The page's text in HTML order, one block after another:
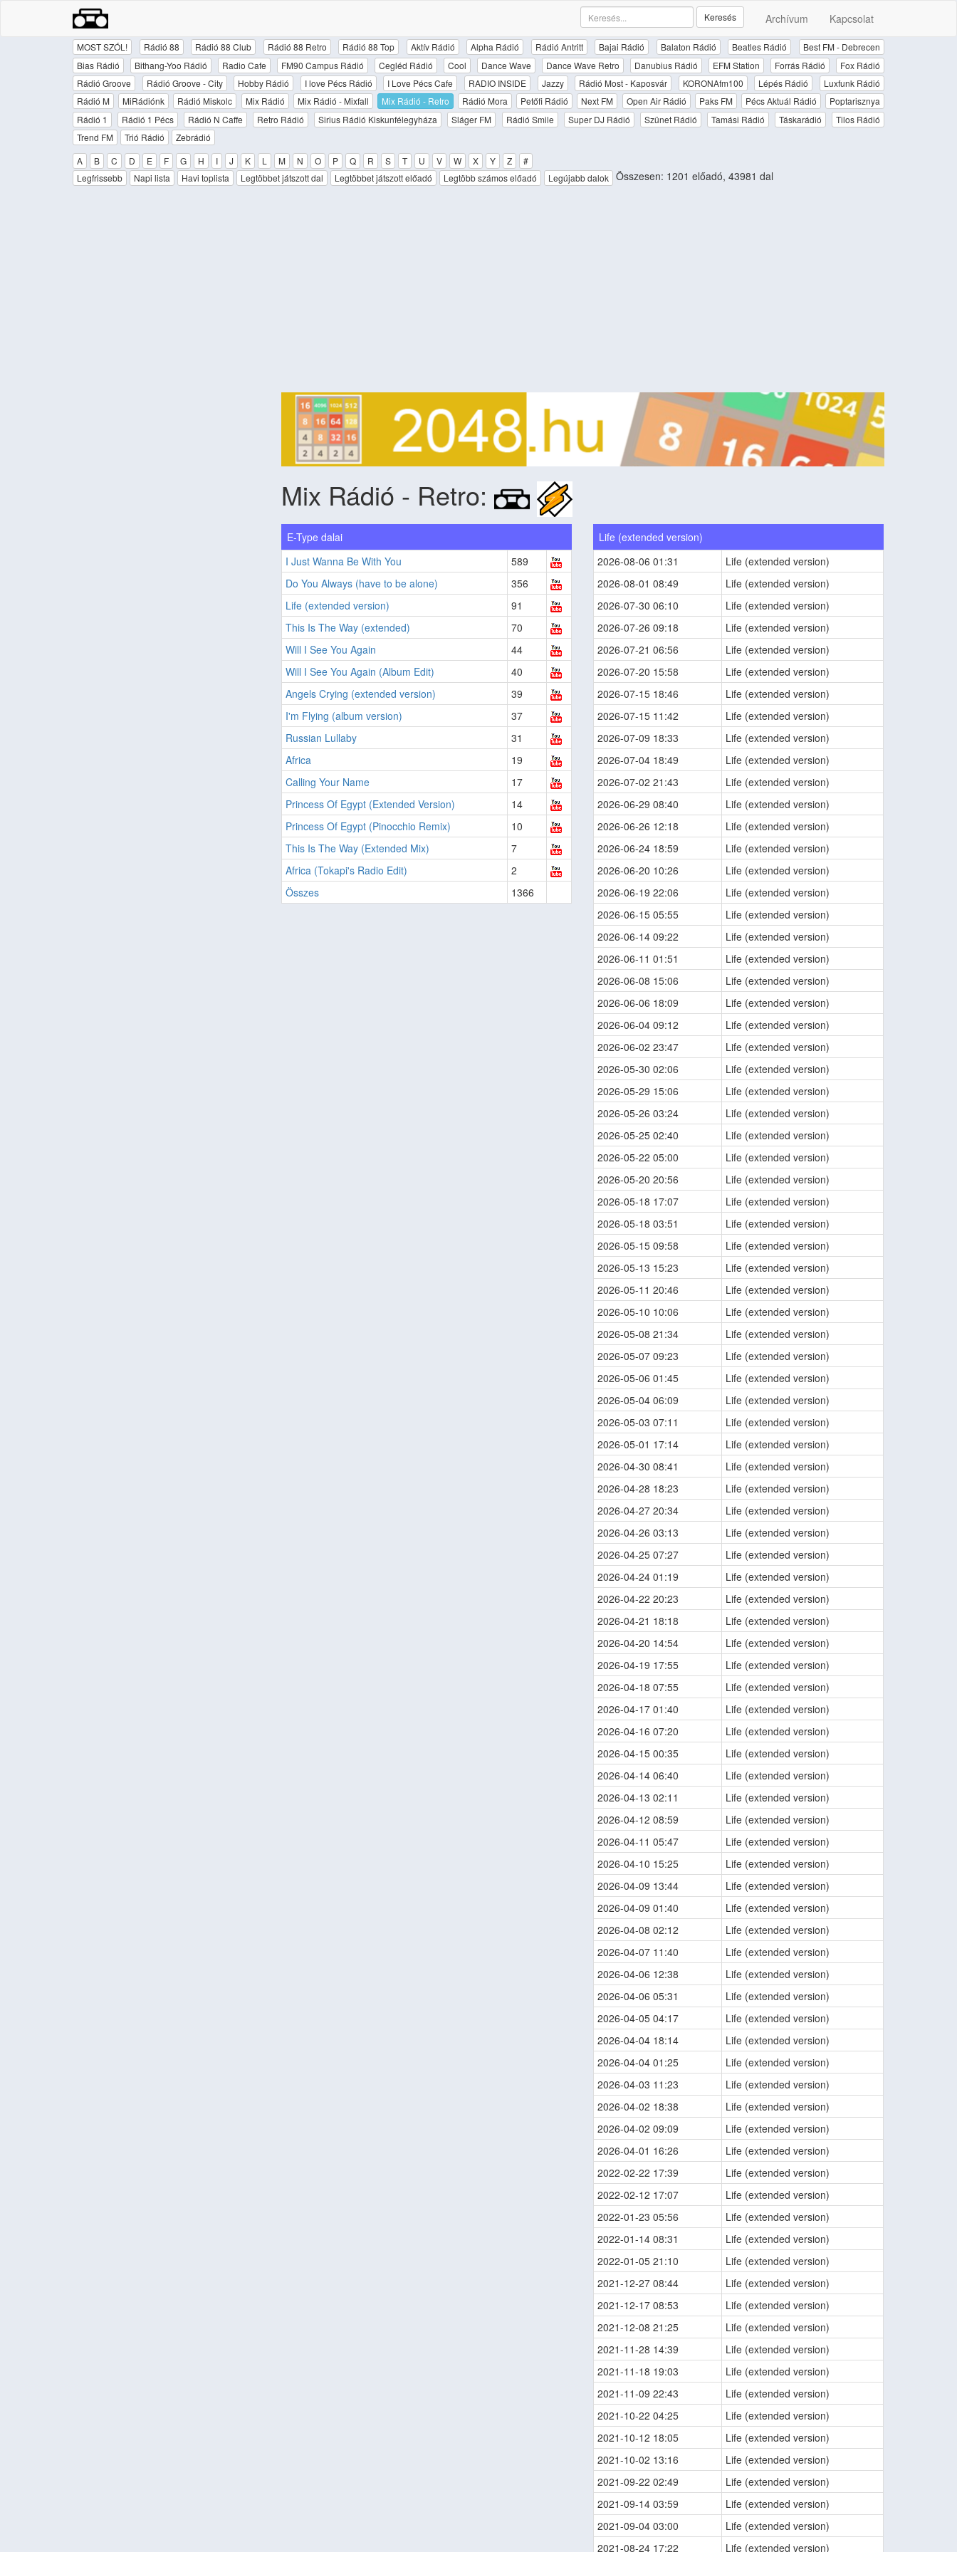
Archívum Kapcsolat
Keresés
MOST SZÓL! Rádió 88 Rádió 88 Club Rádió 88 Retro Rádió 88 Top Aktív Rádió Alpha Rádió Rádió Antritt Bajai Rádió Balaton Rádió Beatles Rádió
Best FM - Debrecen
Bias Rádió
Bithang-Yoo Rádió Radio Cafe FM90 Campus Rádió Cegléd Rádió Cool Dance Wave Dance Wave Retro Danubius Rádió EFM Station Forrás Rádió
Fox Rádió
Rádió Groove
Rádió Groove - City Hobby Rádió I love Pécs Rádió I Love Pécs Cafe RADIO INSIDE Jazzy Rádió Most - Kaposvár KORONAfm100 Lépés Rádió
Luxfunk Rádió
Rádió M
MiRádiónk Rádió Miskolc Mix Rádió Mix Rádió - Mixfall Mix Rádió - Retro Rádió Mora Petőfi Rádió Next FM Open Air Rádió Paks FM Pécs Aktuál Rádió
Poptarisznya
Rádió 1
Rádió 1 Pécs Rádió N Caffe Retro Rádió Sirius Rádió Kiskunfélegyháza Sláger FM Rádió Smile Super DJ Rádió Szünet Rádió Tamási Rádió Táskarádió
Tilos Rádió
Trend FM
Trió Rádió
Zebrádió
A
B C D E F G H I J K L M N O P Q R S T U V W X Y Z
#
Legfrissebb
Napi lista Havi toplista Legtöbbet játszott dal Legtöbbet játszott előadó Legtöbb számos előadó Legújabb dalok Összesen: 1201 előadó, 43981 dal
Mix Rádió - Retro:
E-Type dalai
I Just Wanna Be With You
589
Do You Always (have to be alone)
356
Life (extended version)
91
This Is The Way (extended)
70
Will I See You Again
44
Will I See You Again (Album Edit)
40
Angels Crying (extended version)
39
I'm Flying (album version)
37
Russian Lullaby
31
Africa
19
Calling Your Name
17
Princess Of Egypt (Extended Version)
14
Princess Of Egypt (Pinocchio Remix)
10
This Is The Way (Extended Mix)
7
Africa (Tokapi's Radio Edit)
2
Összes
1366
Life (extended version)
2026-08-06 01:31
Life (extended version)
2026-08-01 08:49
Life (extended version)
2026-07-30 06:10
Life (extended version)
2026-07-26 09:18
Life (extended version)
2026-07-21 06:56
Life (extended version)
2026-07-20 15:58
Life (extended version)
2026-07-15 18:46
Life (extended version)
2026-07-15 11:42
Life (extended version)
2026-07-09 18:33
Life (extended version)
2026-07-04 18:49
Life (extended version)
2026-07-02 21:43
Life (extended version)
2026-06-29 08:40
Life (extended version)
2026-06-26 12:18
Life (extended version)
2026-06-24 18:59
Life (extended version)
2026-06-20 10:26
Life (extended version)
2026-06-19 22:06
Life (extended version)
2026-06-15 05:55
Life (extended version)
2026-06-14 09:22
Life (extended version)
2026-06-11 01:51
Life (extended version)
2026-06-08 15:06
Life (extended version)
2026-06-06 18:09
Life (extended version)
2026-06-04 09:12
Life (extended version)
2026-06-02 23:47
Life (extended version)
2026-05-30 02:06
Life (extended version)
2026-05-29 15:06
Life (extended version)
2026-05-26 03:24
Life (extended version)
2026-05-25 02:40
Life (extended version)
2026-05-22 05:00
Life (extended version)
2026-05-20 20:56
Life (extended version)
2026-05-18 17:07
Life (extended version)
2026-05-18 03:51
Life (extended version)
2026-05-15 09:58
Life (extended version)
2026-05-13 15:23
Life (extended version)
2026-05-11 20:46
Life (extended version)
2026-05-10 10:06
Life (extended version)
2026-05-08 21:34
Life (extended version)
2026-05-07 09:23
Life (extended version)
2026-05-06 01:45
Life (extended version)
2026-05-04 06:09
Life (extended version)
2026-05-03 07:11
Life (extended version)
2026-05-01 17:14
Life (extended version)
2026-04-30 08:41
Life (extended version)
2026-04-28 18:23
Life (extended version)
2026-04-27 20:34
Life (extended version)
2026-04-26 03:13
Life (extended version)
2026-04-25 07:27
Life (extended version)
2026-04-24 01:19
Life (extended version)
2026-04-22 20:23
Life (extended version)
2026-04-21 18:18
Life (extended version)
2026-04-20 14:54
Life (extended version)
2026-04-19 17:55
Life (extended version)
2026-04-18 07:55
Life (extended version)
2026-04-17 01:40
Life (extended version)
2026-04-16 07:20
Life (extended version)
2026-04-15 00:35
Life (extended version)
2026-04-14 06:40
Life (extended version)
2026-04-13 02:11
Life (extended version)
2026-04-12 08:59
Life (extended version)
2026-04-11 05:47
Life (extended version)
2026-04-10 15:25
Life (extended version)
2026-04-09 13:44
Life (extended version)
2026-04-09 01:40
Life (extended version)
2026-04-08 02:12
Life (extended version)
2026-04-07 11:40
Life (extended version)
2026-04-06 12:38
Life (extended version)
2026-04-06 05:31
Life (extended version)
2026-04-05 04:17
Life (extended version)
2026-04-04 18:14
Life (extended version)
2026-04-04 01:25
Life (extended version)
2026-04-03 11:23
Life (extended version)
2026-04-02 18:38
Life (extended version)
2026-04-02 09:09
Life (extended version)
2026-04-01 16:26
Life (extended version)
2022-02-22 17:39
Life (extended version)
2022-02-12 17:07
Life (extended version)
2022-01-23 05:56
Life (extended version)
2022-01-14 08:31
Life (extended version)
2022-01-05 21:10
Life (extended version)
2021-12-27 08:44
Life (extended version)
2021-12-17 08:53
Life (extended version)
2021-12-08 21:25
Life (extended version)
2021-11-28 14:39
Life (extended version)
2021-11-18 19:03
Life (extended version)
2021-11-09 22:43
Life (extended version)
2021-10-22 04:25
Life (extended version)
2021-10-12 18:05
Life (extended version)
2021-10-02 13:16
Life (extended version)
2021-09-22 02:49
Life (extended version)
2021-09-14 03:59
Life (extended version)
2021-09-04 03:00
Life (extended version)
2021-08-24 17:22
Life (extended version)